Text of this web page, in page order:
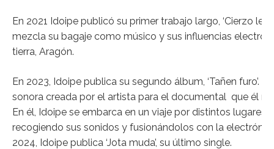
En 2021 Idoipe publicó su primer trabajo largo, ‘Cierzo
mezcla su bagaje como músico y sus influencias
tierra, Aragón.
En 2023, Idoipe publica su segundo álbum, ‘Tañen furo’.
sonora creada por el artista para el documental que él
En él, Idoipe se embarca en un viaje por distintos lugares
recogiendo sus sonidos y fusionándolos con la
2024, Idoipe publica ‘Jota muda’, su último single.